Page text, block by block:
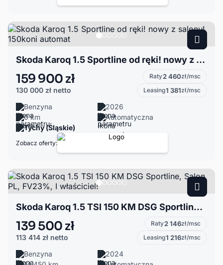
Skoda Karoq 1.5 Sportline od ręki! nowy z salonu! 150koni automat
159 900 zł
130 000 zł netto
Raty2 460zł/msc
Leasing1 381zł/msc
Benzyna
2026
0 km
Automatyczna
Tychy (Śląskie)
Zobacz oferty:
Skoda Karoq 1.5 TSI 150 KM DSG Sportline, Salon PL, FV23%, I właściciel!
139 500 zł
113 414 zł netto
Raty2 146zł/msc
Leasing1 216zł/msc
Benzyna
2024